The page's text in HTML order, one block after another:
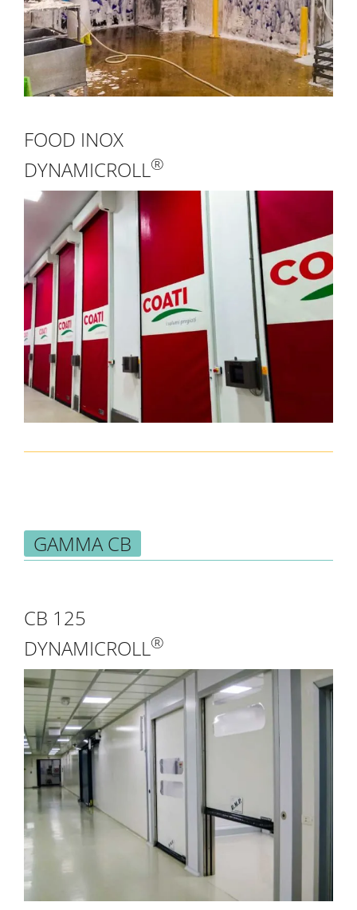
FOOD INOX
DYNAMICROLL®
GAMMA CB
CB 125
DYNAMICROLL®